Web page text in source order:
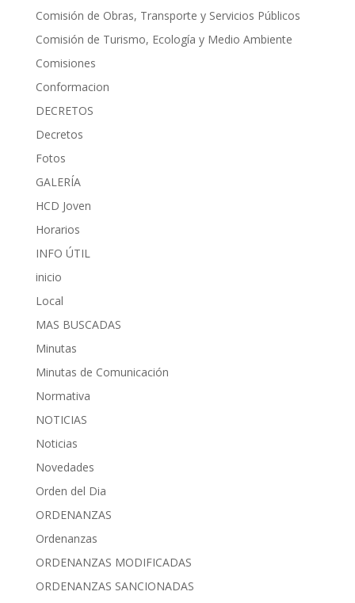
Comisión de Obras, Transporte y Servicios Públicos
Comisión de Turismo, Ecología y Medio Ambiente
Comisiones
Conformacion
DECRETOS
Decretos
Fotos
GALERÍA
HCD Joven
Horarios
INFO ÚTIL
inicio
Local
MAS BUSCADAS
Minutas
Minutas de Comunicación
Normativa
NOTICIAS
Noticias
Novedades
Orden del Dia
ORDENANZAS
Ordenanzas
ORDENANZAS MODIFICADAS
ORDENANZAS SANCIONADAS